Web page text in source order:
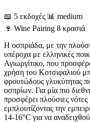
📖 5 εκδοχές 📊 medium
🍷 Wine Pairing 8 κρασιά
Η οσπριάδα, με την
υπέροχα με ελληνικές
Αγιωργίτικο, που
χρήση του Κοτσιφαλιού
φρουτώδους γλυκύτητας
οσπρίων. Για μία πιο
προσφέρει πλούσιες
εμπλουτίζοντας την
14-16°C για να